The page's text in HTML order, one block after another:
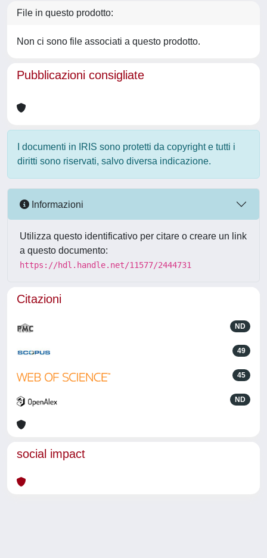
File in questo prodotto:
Non ci sono file associati a questo prodotto.
Pubblicazioni consigliate
I documenti in IRIS sono protetti da copyright e tutti i
diritti sono riservati, salvo diversa indicazione.
Informazioni
Utilizza questo identificativo per citare o creare un link
a questo documento:
https://hdl.handle.net/11577/2444731
Citazioni
ND
49
45
ND
social impact